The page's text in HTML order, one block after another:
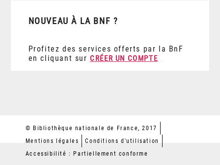
NOUVEAU À LA BNF ?
Profitez des services offerts par la BnF
en cliquant sur CRÉER UN COMPTE
© Bibliothèque nationale de France, 2017
Mentions légales
Conditions d'utilisation
Accessibilité : Partiellement conforme